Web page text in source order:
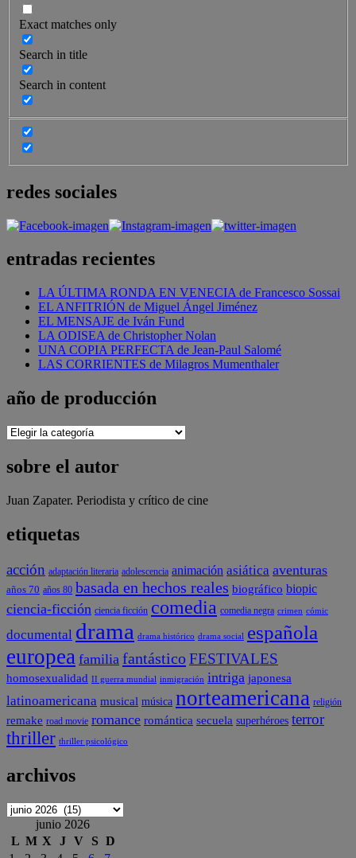
Exact matches only
Search in title
Search in content
redes sociales
entradas recientes
LA ÚLTIMA RONDA EN VENECIA de Francesco Sossai
EL ANFITRIÓN de Miguel Ángel Jiménez
EL MENSAJE de Iván Fund
LA ODISEA de Christopher Nolan
UNA COPIA PERFECTA de Jean-Paul Salomé
LAS CORRIENTES de Milagros Mumenthaler
año de producción
año
producción
sobre el autor
Juan Zapater. Periodista y crítico de cine
etiquetas
acción adaptación literaria adolescencia animación asiática aventuras
años 70 años 80 basada en hechos reales biográfico biopic
ciencia-ficción ciencia ficción comedia comedia negra crimen cómic
documental drama drama histórico drama social española
europea familia fantásticoFESTIVALES
homosexualidad II guerra mundial inmigración intriga japonesa
latinoamericana musical música norteamericana religión
remake road movie romance romántica secuela superhéroes terror
thriller thriller psicológico
archivos
archivos
junio 2026
L M X J V S D